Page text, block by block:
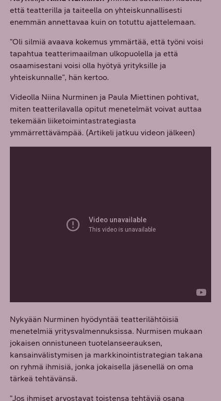
että teatterilla ja taiteella on yhteiskunnallisesti
enemmän annettavaa kuin on totuttu ajattelemaan.
"Oli silmiä avaava kokemus ymmärtää, että työni voisi
tapahtua teatterimaailman ulkopuolella ja että
osaamisestani voisi olla hyötyä yrityksille ja
yhteiskunnalle", hän kertoo.
Videolla Niina Nurminen ja Paula Miettinen pohtivat,
miten teatterilavalla opitut menetelmät voivat auttaa
tekemään liiketoimintastrategiasta
ymmärrettävämpää. (Artikeli jatkuu videon jälkeen)
Nykyään Nurminen hyödyntää teatterilähtöisiä
menetelmiä yritysvalmennuksissa. Nurmisen mukaan
jokaisen onnistuneen tuotelanseerauksen,
kansainvälistymisen ja markkinointistrategian takana
on ryhmä ihmisiä, jonka jokaisella jäsenellä on oma
tärkeä tehtävänsä.
"Jos ihmiset arvostavat toistensa tehtäviä osana